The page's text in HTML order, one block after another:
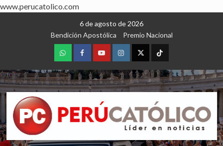
www.perucatolico.com
6 de agosto de 2026
Bendición Apostólica
Premio Nacional
WhatsAppFacebookYoutubeInstagram
X TikTok